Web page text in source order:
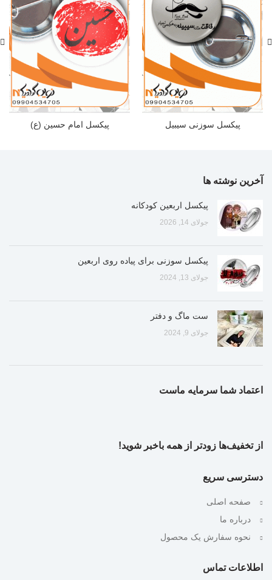
پیکسل سوزنی سیبیل پیکسل امام حسین (ع)
آخرین نوشته ها
پیکسل اربعین کودکانه
جولای 14, 2026
پیکسل سوزنی برای پیاده روی اربعین
جولای 13, 2024
ست ماگ و دفتر
جولای 9, 2024
اعتماد شما سرمایه ماست
از تخفیف‌ها زودتر از همه باخبر شوید!
دسترسی سریع
صفحه اصلی
درباره ما
نحوه سفارش یک محصول
اطلاعات تماس